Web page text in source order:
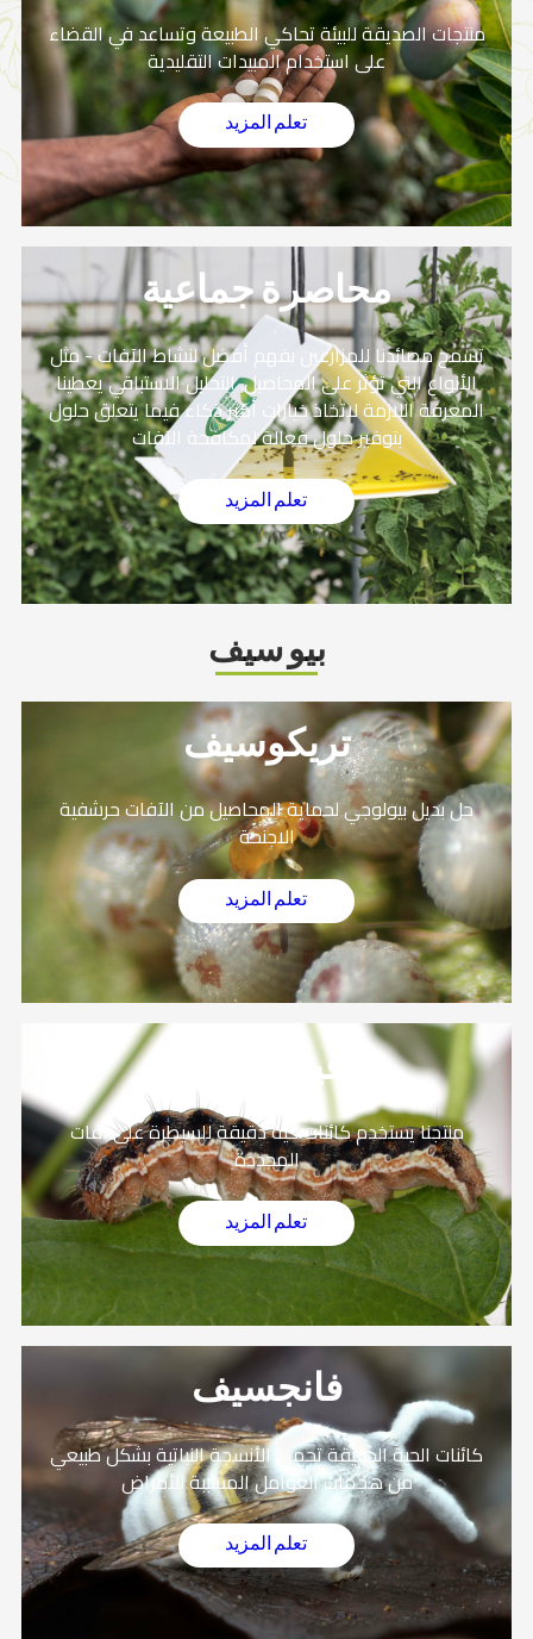
منتجات الصديقة للبيئة تحاكي الطبيعة وتساعد في القضاء
على استخدام المبيدات التقليدية
تعلم المزيد
محاصرة جماعية
تسمح مصائدنا للمزارعين بفهم أفضل لنشاط الآفات - مثل
الأنواع التي تؤثر على المحاصيل. التحليل الاستباقي يعطينا
المعرفة اللازمة لاتخاذ خيارات أكثر ذكاء فيما يتعلق حلول
بتوفير حلول فعالة لمكافحة الآفات
تعلم المزيد
بيو سيف
تريكوسيف
حل بديل بيولوجي لحماية المحاصيل من الآفات حرشفية
الاجنحة
تعلم المزيد
فيروسيف
منتجنا يستخدم كائنات حية دقيقة للسيطرة على آفات
المحددة
تعلم المزيد
فانجسيف
كائنات الحية الدقيقة تحمي الأنسجة النباتية بشكل طبيعي
من هجمات العوامل المسببة للأمراض
تعلم المزيد